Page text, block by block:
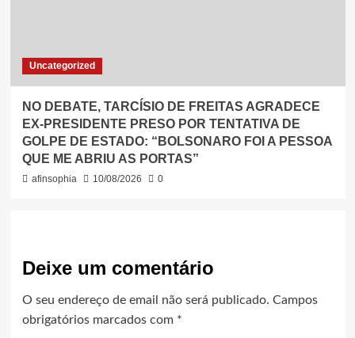
Uncategorized
NO DEBATE, TARCÍSIO DE FREITAS AGRADECE
EX-PRESIDENTE PRESO POR TENTATIVA DE
GOLPE DE ESTADO: “BOLSONARO FOI A PESSOA
QUE ME ABRIU AS PORTAS”
afinsophia 10/08/2026 0
Deixe um comentário
O seu endereço de email não será publicado. Campos
obrigatórios marcados com *